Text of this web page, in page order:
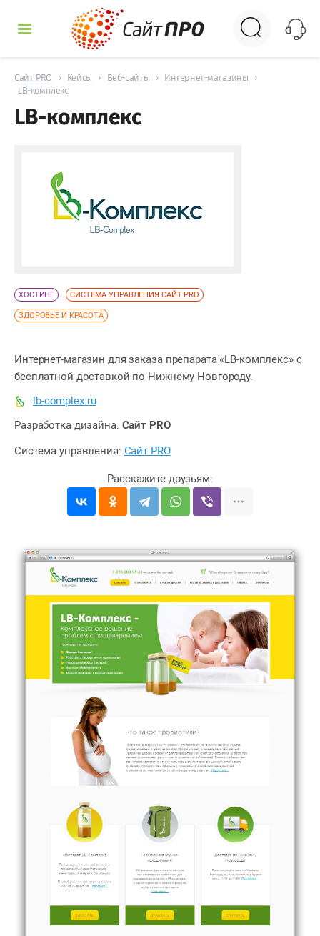
Сайт PRO › Кейсы › Веб-сайты › Интернет-магазины
›
LB-комплекс
LB-комплекс
ХОСТИНГ СИСТЕМА УПРАВЛЕНИЯ САЙТ PRO
ЗДОРОВЬЕ И КРАСОТА
Интернет-магазин для заказа препарата «LB-комплекс» с
бесплатной доставкой по Нижнему Новгороду.
lb-complex.ru
Разработка дизайна: Сайт PRO
Система управления: Сайт PRO
УСЛУГИ